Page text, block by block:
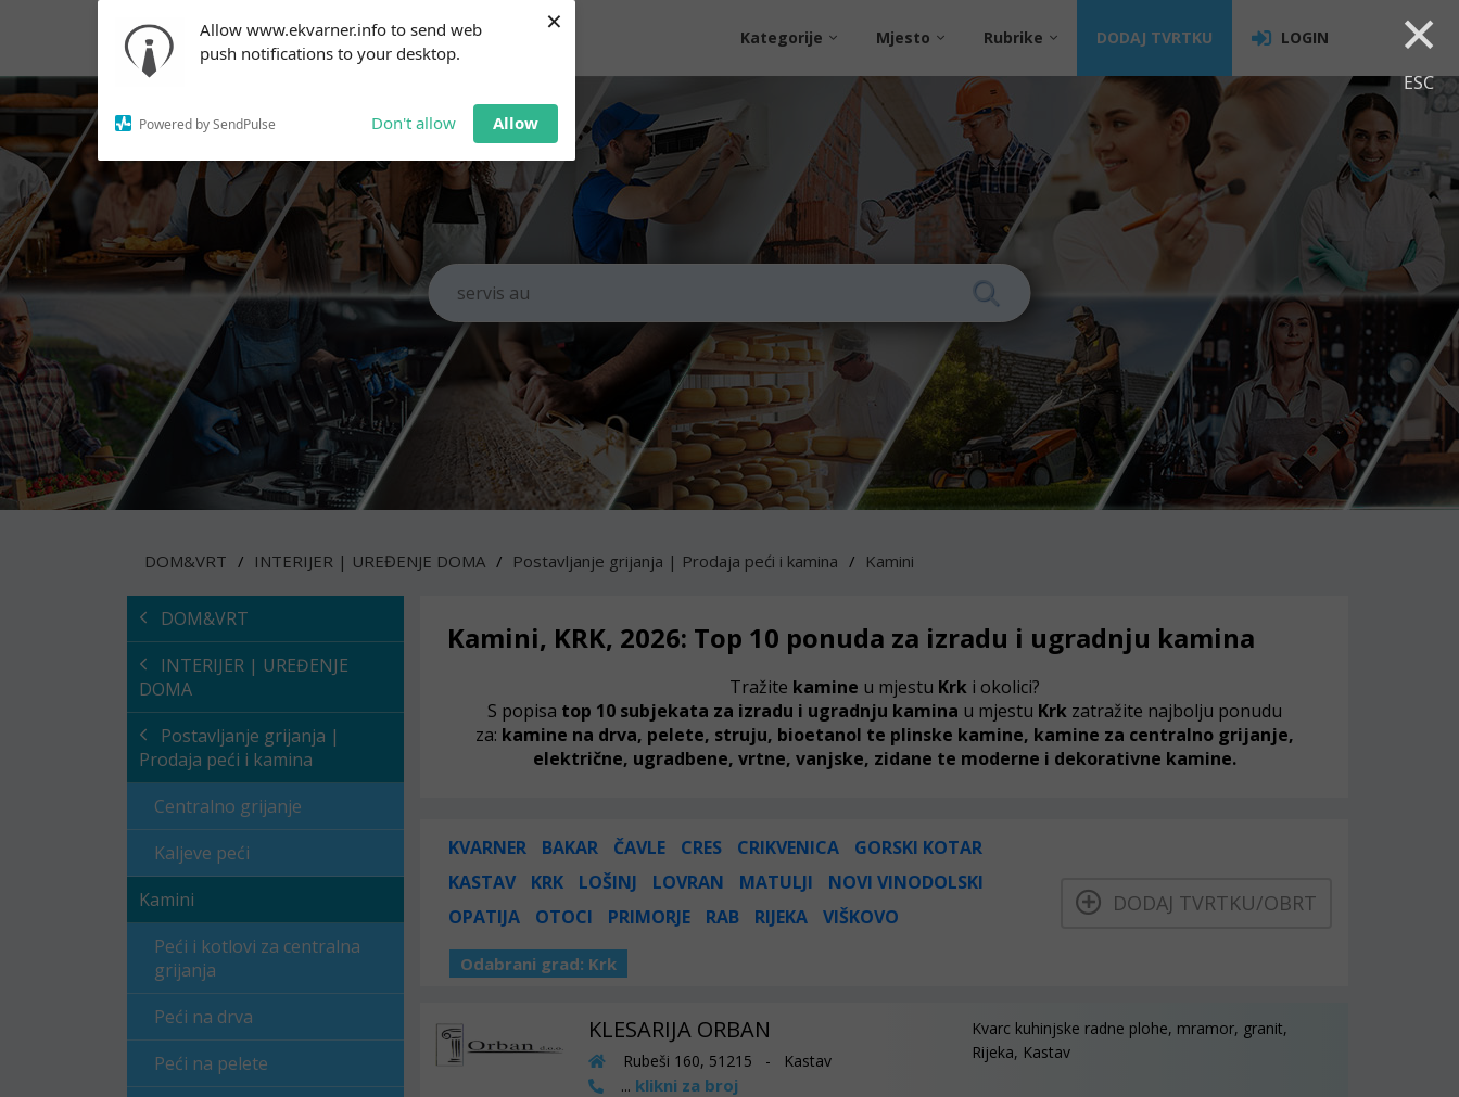
Allow www.ekvarner.info to send web
push notifications to your desktop.
Powered by SendPulse Don't allow Allow
× ×
ESC
notifications!
To enable permission prompts, click
on the notification icon
Kategorije Mjesto Rubrike DODAJ TVRTKU LOGIN
DOM&VRT INTERIJER | UREĐENJE DOMA Postavljanje grijanja | Prodaja peći i kamina Kamini
DOM&VRT
INTERIJER | UREĐENJE
DOMA
Postavljanje grijanja |
Prodaja peći i kamina
Centralno grijanje
Kaljeve peći
Kamini
Peći i kotlovi za centralna
grijanja
Peći na drva
Peći na pelete
Kamini, KRK, 2026: Top 10 ponuda za izradu i ugradnju kamina
Tražite kamine u mjestu Krki okolici?
S popisa top 10 subjekata za izradu i ugradnju kamina u mjestu Krk zatražite najbolju ponudu
za: kamine na drva, pelete, struju, bioetanol te plinske kamine, kamine za centralno grijanje,
električne, ugradbene, vrtne, vanjske, zidane te moderne i dekorativne kamine.
KVARNER BAKAR ČAVLE CRES CRIKVENICA
GORSKI KOTAR
KASTAV
KRK LOŠINJ LOVRAN MATULJI
NOVI VINODOLSKI
OPATIJA
OTOCI PRIMORJE RAB RIJEKA VIŠKOVO
Odabrani grad: Krk
DODAJ TVRTKU/OBRT
KLESARIJA ORBAN
Rubeši 160, 51215 - Kastav
... klikni za broj
Kvarc kuhinjske radne plohe, mramor, granit,
Rijeka, Kastav